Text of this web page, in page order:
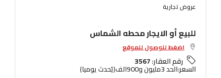
عروض تجارية
للبيع أو الايجار محطه الشماس
اضغط للوصول للموقع
رقم العقار:3567
السعر:الحد 3مليون و900الف(يُحدث يوميا)